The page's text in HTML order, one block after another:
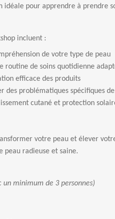
idéale pour apprendre à prendre
incluent :
de votre type de peau
routine de soins quotidienne
efficace des produits
des problématiques spécifiques
cutané et protection
votre peau et élever
peau radieuse et saine.
un minimum de 3 personnes)